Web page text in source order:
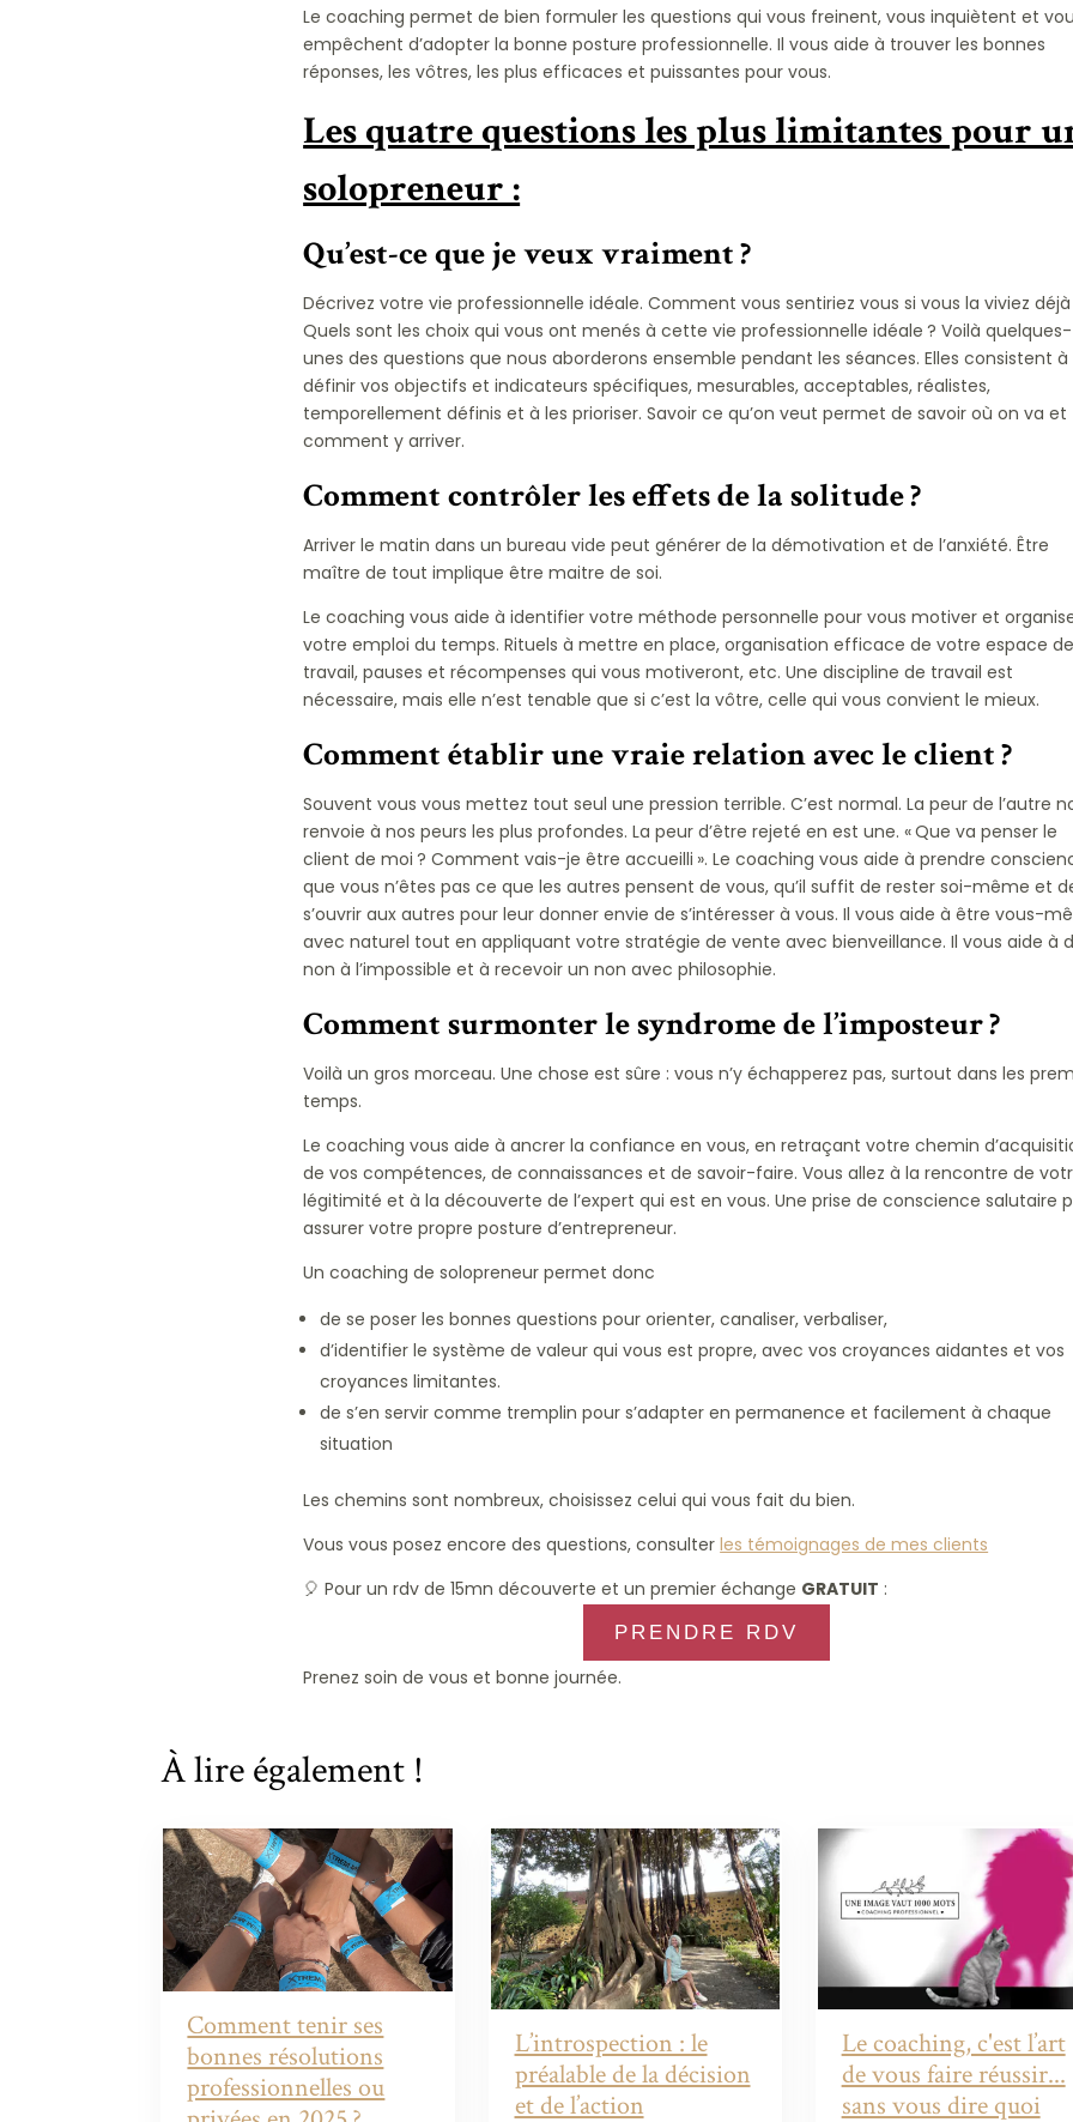
Le coaching permet de bien formuler les questions qui vous freinent, vous inquiètent et
empêchent d’adopter la bonne posture professionnelle. Il vous aide à trouver les bonnes
réponses, les vôtres, les plus efficaces et puissantes pour vous.
Les quatre questions les plus limitantes pour
solopreneur :
Qu’est-ce que je veux vraiment ?
Décrivez votre vie professionnelle idéale. Comment vous sentiriez vous si vous la viviez déjà
Quels sont les choix qui vous ont menés à cette vie professionnelle idéale ? Voilà quelques-
unes des questions que nous aborderons ensemble pendant les séances. Elles consistent à
définir vos objectifs et indicateurs spécifiques, mesurables, acceptables, réalistes,
temporellement définis et à les prioriser. Savoir ce qu’on veut permet de savoir où on va et
comment y arriver.
Comment contrôler les effets de la solitude ?
Arriver le matin dans un bureau vide peut générer de la démotivation et de l’anxiété. Être
maître de tout implique être maitre de soi.
Le coaching vous aide à identifier votre méthode personnelle pour vous motiver et
votre emploi du temps. Rituels à mettre en place, organisation efficace de votre espace de
travail, pauses et récompenses qui vous motiveront, etc. Une discipline de travail est
nécessaire, mais elle n’est tenable que si c’est la vôtre, celle qui vous convient le mieux.
Comment établir une vraie relation avec le client ?
Souvent vous vous mettez tout seul une pression terrible. C’est normal. La peur de l’autre
renvoie à nos peurs les plus profondes. La peur d’être rejeté en est une. « Que va penser le
client de moi ? Comment vais-je être accueilli ». Le coaching vous aide à prendre
que vous n’êtes pas ce que les autres pensent de vous, qu’il suffit de rester soi-même et
s’ouvrir aux autres pour leur donner envie de s’intéresser à vous. Il vous aide à être vous-
avec naturel tout en appliquant votre stratégie de vente avec bienveillance. Il vous aide à
non à l’impossible et à recevoir un non avec philosophie.
Comment surmonter le syndrome de l’imposteur ?
Voilà un gros morceau. Une chose est sûre : vous n’y échapperez pas, surtout dans les
temps.
Le coaching vous aide à ancrer la confiance en vous, en retraçant votre chemin
de vos compétences, de connaissances et de savoir-faire. Vous allez à la rencontre de
légitimité et à la découverte de l’expert qui est en vous. Une prise de conscience salutaire
assurer votre propre posture d’entrepreneur.
Un coaching de solopreneur permet donc
de se poser les bonnes questions pour orienter, canaliser, verbaliser,
d’identifier le système de valeur qui vous est propre, avec vos croyances aidantes et vos
croyances limitantes.
de s’en servir comme tremplin pour s’adapter en permanence et facilement à chaque
situation
Les chemins sont nombreux, choisissez celui qui vous fait du bien.
Vous vous posez encore des questions, consulterles témoignages de mes clients
🎈 Pour un rdv de 15mn découverte et un premier échange GRATUIT :
PRENDRE RDV
Prenez soin de vous et bonne journée.
À lire également !
Comment tenir ses
bonnes résolutions
professionnelles ou
L’introspection : le
préalable de la décision
et de l’action
Le coaching, c'est l’art
de vous faire réussir...
sans vous dire quoi